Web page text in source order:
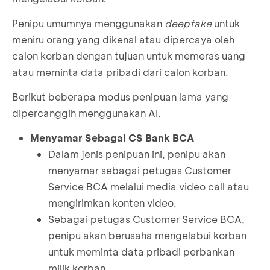
Penipu umumnya menggunakan deepfakeuntuk
meniru orang yang dikenal atau dipercaya oleh
calon korban dengan tujuan untuk memeras uang
atau meminta data pribadi dari calon korban.
Berikut beberapa modus penipuan lama yang
dipercanggih menggunakan AI.
Menyamar Sebagai CS Bank BCA
Dalam jenis penipuan ini, penipu akan
menyamar sebagai petugas Customer
Service BCA melalui media video call atau
mengirimkan konten video.
Sebagai petugas Customer Service BCA,
penipu akan berusaha mengelabui korban
untuk meminta data pribadi perbankan